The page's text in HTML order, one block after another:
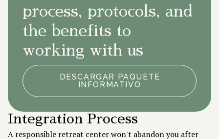
process, protocols, and
the benefits to
working with us
DESCARGAR PAQUETE
INFORMATIVO
Integration Process
A responsible retreat center won't abandon you after